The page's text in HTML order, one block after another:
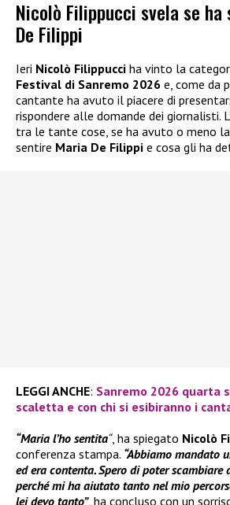
Nicolò Filippucci svela se
De Filippi
Ieri Nicolò Filippucci ha vinto la
Festival di Sanremo 2026 e, come da
cantante ha avuto il piacere di
rispondere alle domande dei giornalisti.
tra le tante cose, se ha avuto o meno
sentire Maria De Filippi e cosa gli ha
LEGGI ANCHE: Sanremo 2026 quarta
scaletta e con chi si esibiranno i
“Maria l’ho sentita“, ha spiegato Nicolò
conferenza stampa. “Abbiamo mandato
ed era contenta. Spero di poter scambiare
perché mi ha aiutato tanto nel mio
lei devo tanto”, ha concluso con un